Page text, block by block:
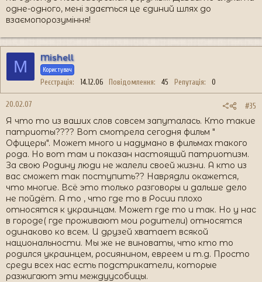
одне-одного, мені здається це єдиний шлях до
взаємопорозуміння!
M Mishell
Користувач
Реєстрація 14.12.06 Повідомлення 45 Репутація 0
20.02.07 #35
Я что то из ваших слов совсем запуталась. Кто такие
патриоты???? Вот смотрела сегодня фильм "
Офицеры". Может много и надумано в фильмах такого
рода. Но вот там и показан настоящий патриотизм.
За свою Родину люди не жалели своей жизни. А кто из
вас сможет так поступить?? Наврядли окажется,
что многие. Всё это только разговоры и дальше дело
не пойдёт. А то , что где то в Росии плохо
относятся к украинцам. Может где то и так. Но у нас
в городе( где проживают мои родители) относятся
одинаково ко всем. И друзей хватает всякой
национальности. Мы же не виноваты, что кто то
родился украинцем, росиянином, евреем и т.д. Просто
среди всех нас есть подстрикатели, которые
разжигают эти междуусобицы.